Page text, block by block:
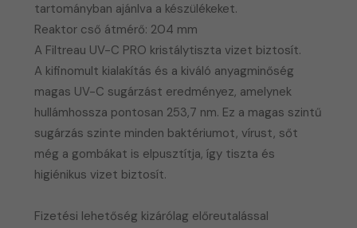
tartományban ajánlva a készülékeket.
​Reaktor cső átmérő: 204 mm
A Filtreau UV-C PRO kristálytiszta vizet biztosít.
A kifinomult kialakítás és a kiváló anyagminőség
magas UV-C sugárzást eredményez, amelynek
hullámhossza pontosan 253,7 nm. Ez a magas szintű
sugárzás szinte minden baktériumot, vírust, sőt
még a gombákat is elpusztítja, így tiszta és
higiénikus vizet biztosít.
​Fizetési lehetőség kizárólag előreutalással